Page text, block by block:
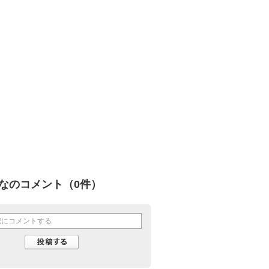
のコメント（0件）